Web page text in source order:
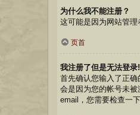
为什么我不能注册？
这可能是因为网站管
页首
我注册了但是无法登录!
首先确认您输入了正
会是因为您的帐号未
email，您需要检查一